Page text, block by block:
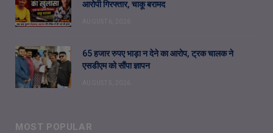
आरोपी गिरफ्तार, चाकू बरामद
65 हजार रुपए भाड़ा न देने का आरोप, ट्रक चालक ने
एसडीएम को सौंपा ज्ञापन
MOST POPULAR